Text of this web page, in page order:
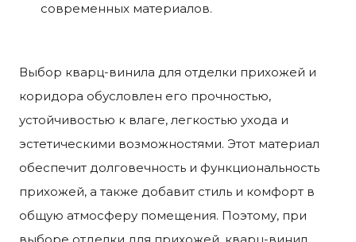
современных материалов.
Выбор кварц-винила для отделки прихожей и
коридора обусловлен его прочностью,
устойчивостью к влаге, легкостью ухода и
эстетическими возможностями. Этот материал
обеспечит долговечность и функциональность
прихожей, а также добавит стиль и комфорт в
общую атмосферу помещения. Поэтому, при